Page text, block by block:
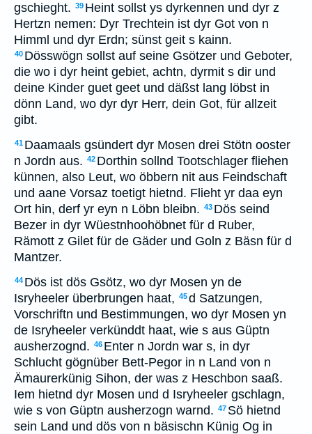
gschieght. 39 Heint sollst ys dyrkennen und dyr z
Hertzn nemen: Dyr Trechtein ist dyr Got von n
Himml und dyr Erdn; sünst geit s kainn.
40 Dösswögn sollst auf seine Gsötzer und Geboter,
die wo i dyr heint gebiet, achtn, dyrmit s dir und
deine Kinder guet geet und däßst lang löbst in
dönn Land, wo dyr dyr Herr, dein Got, für allzeit
gibt.
41 Daamaals gsündert dyr Mosen drei Stötn ooster
n Jordn aus. 42 Dorthin sollnd Tootschlager fliehen
künnen, also Leut, wo öbbern nit aus Feindschaft
und aane Vorsaz toetigt hietnd. Flieht yr daa eyn
Ort hin, derf yr eyn n Löbn bleibn. 43 Dös seind
Bezer in dyr Wüestnhoohöbnet für d Ruber,
Rämott z Gilet für de Gäder und Goln z Bäsn für d
Mantzer.
44 Dös ist dös Gsötz, wo dyr Mosen yn de
Isryheeler überbrungen haat, 45d Satzungen,
Vorschriftn und Bestimmungen, wo dyr Mosen yn
de Isryheeler verkünddt haat, wie s aus Güptn
ausherzognd. 46 Enter n Jordn war s, in dyr
Schlucht gögnüber Bett-Pegor in n Land von n
Ämaurerkünig Sihon, der was z Heschbon saaß.
Iem hietnd dyr Mosen und d Isryheeler gschlagn,
wie s von Güptn ausherzogn warnd. 47 Sö hietnd
sein Land und dös von n bäsischn Künig Og in